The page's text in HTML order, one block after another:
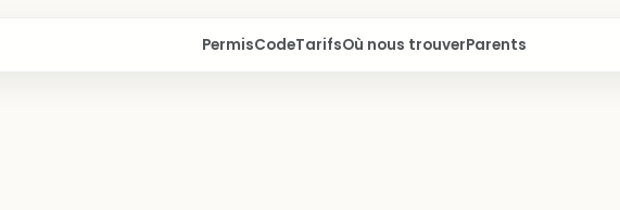
PermisCodeTarifsOù nous trouverParents